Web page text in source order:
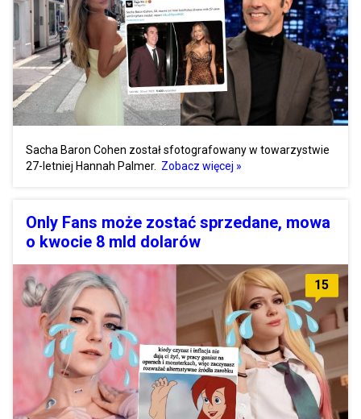
Sacha Baron Cohen został sfotografowany w towarzystwie
27-letniej Hannah Palmer. Zobacz więcej »
Only Fans może zostać sprzedane, mowa
o kwocie 8 mld dolarów
15